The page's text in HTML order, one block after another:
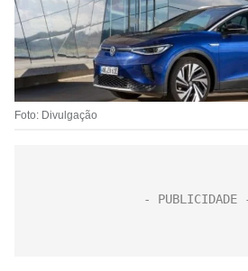
Foto: Divulgação